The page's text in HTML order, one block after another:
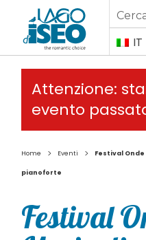
Search
for:
IT
Attenzione:
evento
Home > Eventi > Festival
pianoforte
Festival